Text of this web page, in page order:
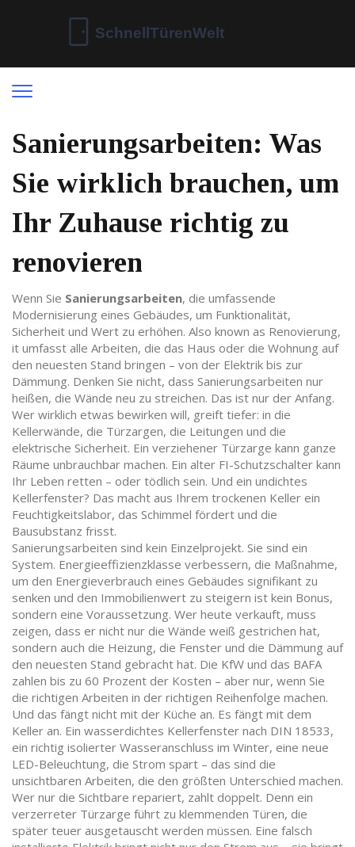
Sanierungsarbeiten: Was
Sie wirklich brauchen, um
Ihr Zuhause richtig zu
renovieren
Wenn Sie Sanierungsarbeiten, die umfassende
Modernisierung eines Gebäudes, um Funktionalität,
Sicherheit und Wert zu erhöhen. Also known as Renovierung,
it umfasst alle Arbeiten, die das Haus oder die Wohnung auf
den neuesten Stand bringen – von der Elektrik bis zur
Dämmung. Denken Sie nicht, dass Sanierungsarbeiten nur
heißen, die Wände neu zu streichen. Das ist nur der Anfang.
Wer wirklich etwas bewirken will, greift tiefer: in die
Kellerwände, die Türzargen, die Leitungen und die
elektrische Sicherheit. Ein verziehener Türzarge kann ganze
Räume unbrauchbar machen. Ein alter FI-Schutzschalter kann
Ihr Leben retten – oder tödlich sein. Und ein undichtes
Kellerfenster? Das macht aus Ihrem trockenen Keller ein
Feuchtigkeitslabor, das Schimmel fördert und die
Bausubstanz frisst.
Sanierungsarbeiten sind kein Einzelprojekt. Sie sind ein
System. Energieeffizienzklasse verbessern, die Maßnahme,
um den Energieverbrauch eines Gebäudes signifikant zu
senken und den Immobilienwert zu steigern ist kein Bonus,
sondern eine Voraussetzung. Wer heute verkauft, muss
zeigen, dass er nicht nur die Wände weiß gestrichen hat,
sondern auch die Heizung, die Fenster und die Dämmung auf
den neuesten Stand gebracht hat. Die KfW und das BAFA
zahlen bis zu 60 Prozent der Kosten – aber nur, wenn Sie
die richtigen Arbeiten in der richtigen Reihenfolge machen.
Und das fängt nicht mit der Küche an. Es fängt mit dem
Keller an. Ein wasserdichtes Kellerfenster nach DIN 18533,
ein richtig isolierter Wasseranschluss im Winter, eine neue
LED-Beleuchtung, die Strom spart – das sind die
unsichtbaren Arbeiten, die den größten Unterschied machen.
Wer nur die Sichtbare repariert, zahlt doppelt. Denn ein
verzerreter Türzarge führt zu klemmenden Türen, die
später teuer ausgetauscht werden müssen. Eine falsch